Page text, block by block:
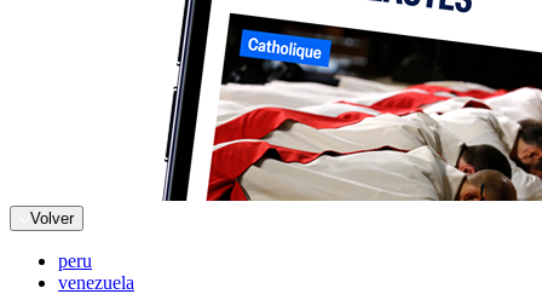
Volver
peru
venezuela